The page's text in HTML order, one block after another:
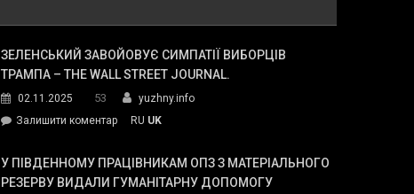
ЗЕЛЕНСЬКИЙ ЗАВОЙОВУЄ СИМПАТІЇ ВИБОРЦІВ
ТРАМПА – THE WALL STREET JOURNAL.
02.11.2025 53
yuzhny.info
Залишити коментарon
завойовує
симпатії
RU UK
У ПІВДЕННОМУ ПРАЦІВНИКАМ ОПЗ З МАТЕРІАЛЬНОГО
РЕЗЕРВУ ВИДАЛИ ГУМАНІТАРНУ ДОПОМОГУ